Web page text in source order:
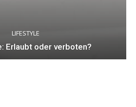
LIFESTYLE
Erlaubt oder verboten?